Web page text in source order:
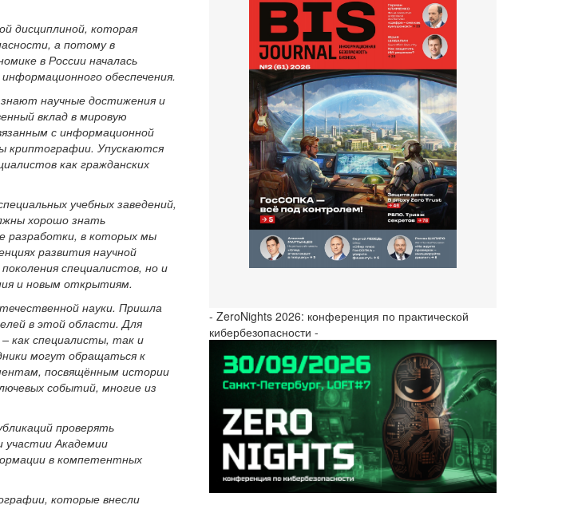
дисциплиной, которая
а потому в
в России началась
обеспечения.
научные достижения и
вклад в мировую
с информационной
криптографии. Упускаются
как гражданских
учебных заведений,
хорошо знать
разработки, в которых мы
развития научной
специалистов, но и
и новым открытиям.
науки. Пришла
в этой области. Для
как специалисты, так и
могут обращаться к
посвящённым истории
событий, многие из
проверять
участии Академии
в компетентных
которые внесли
- ZeroNights 2026: конференция по практической
кибербезопасности -